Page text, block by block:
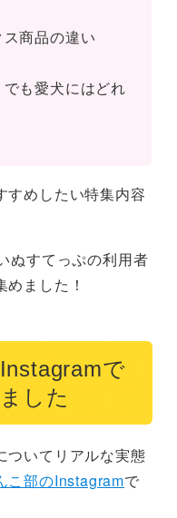
ス商品の違い
でも愛犬にはどれ
すめしたい特集内容
ぬすてっぷの利用者
ました！
で
した
ついてリアルな実態
こ部のInstagramで